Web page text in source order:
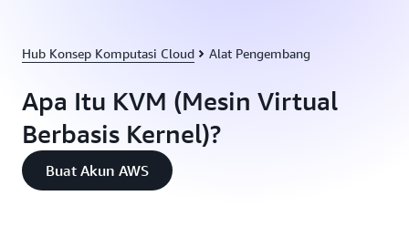
Hub Konsep Komputasi Cloud Alat Pengembang
Apa Itu KVM (Mesin Virtual
Berbasis Kernel)?
Buat Akun AWS